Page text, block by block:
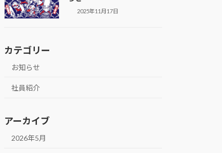
2025年11月17日
カテゴリー
お知らせ
社員紹介
アーカイブ
2026年5月